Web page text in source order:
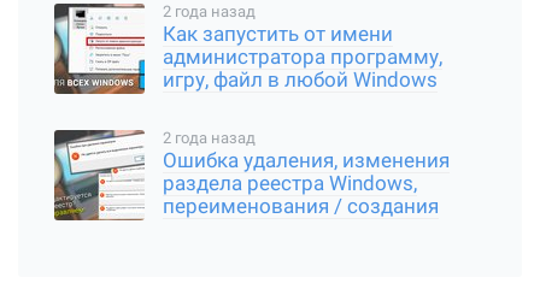
2 года назад
Как запустить от имени
администратора программу,
игру, файл в любой Windows
2 года назад
Ошибка удаления, изменения
раздела реестра Windows,
переименования / создания